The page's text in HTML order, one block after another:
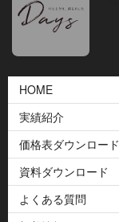
HOME
実績紹介
価格表ダウンロード
資料ダウンロード
よくある質問